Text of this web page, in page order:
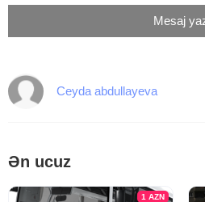
Mesaj
Ceyda abdullayeva
Ən ucuz
1AZN